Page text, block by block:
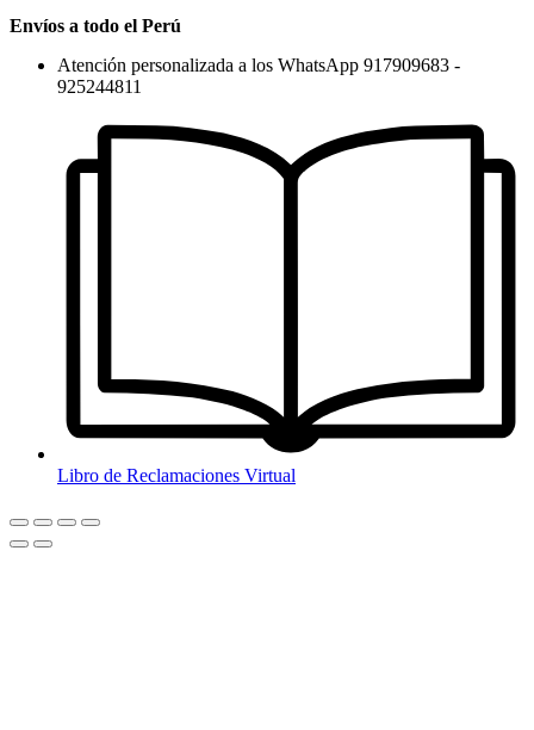
Envíos a todo el Perú
Atención personalizada a los WhatsApp 917909683 -
925244811
Libro de Reclamaciones Virtual